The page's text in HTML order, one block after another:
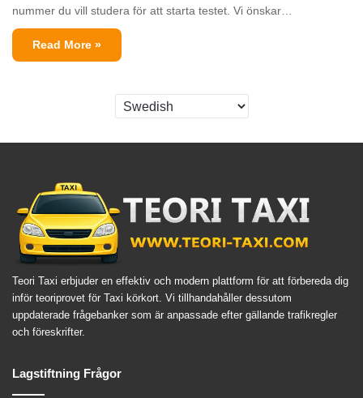
nummer du vill studera för att starta testet. Vi önskar…
Read More »
Teori Taxi erbjuder en effektiv och modern plattform för att förbereda dig
inför teoriprovet för Taxi körkort. Vi tillhandahåller dessutom
uppdaterade frågebanker som är anpassade efter gällande trafikregler
och föreskrifter.
Lagstiftning Frågor